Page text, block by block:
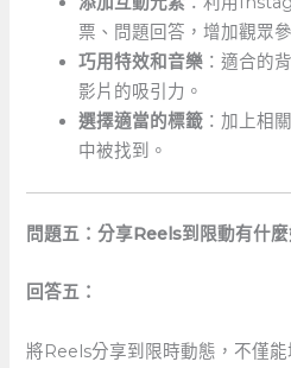
票、問題回答，增加觀眾
巧用特效和音樂 ：適合的
影片的吸引力。
選擇適當的標籤 ：加上相
中被找到。
問題五：分享Reels到限動有什麼
回答五：
將Reels分享到限時動態，不僅